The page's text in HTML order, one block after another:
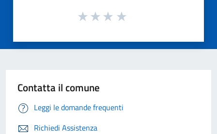
Contatta il comune
Leggi le domande frequenti
Richiedi Assistenza